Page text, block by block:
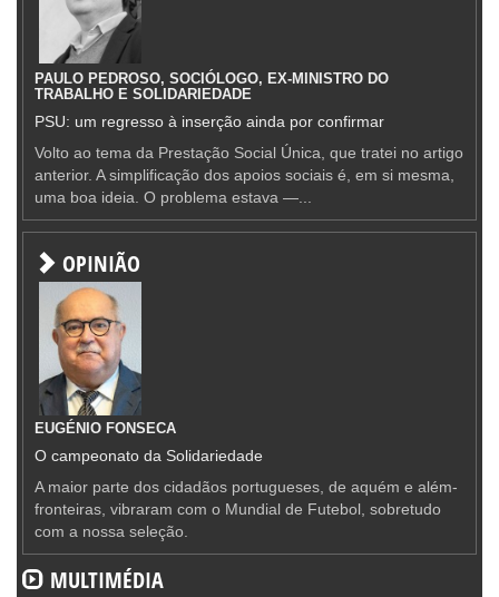
PAULO PEDROSO, SOCIÓLOGO, EX-MINISTRO DO
TRABALHO E SOLIDARIEDADE
PSU: um regresso à inserção ainda por confirmar
Volto ao tema da Prestação Social Única, que tratei no artigo
anterior. A simplificação dos apoios sociais é, em si mesma,
uma boa ideia. O problema estava —...
OPINIÃO
EUGÉNIO FONSECA
O campeonato da Solidariedade
A maior parte dos cidadãos portugueses, de aquém e além-
fronteiras, vibraram com o Mundial de Futebol, sobretudo
com a nossa seleção.
MULTIMÉDIA